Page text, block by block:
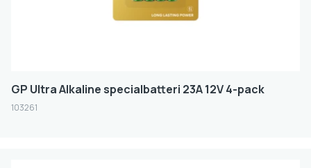
GP Ultra Alkaline specialbatteri 23A 12V 4-pack
103261